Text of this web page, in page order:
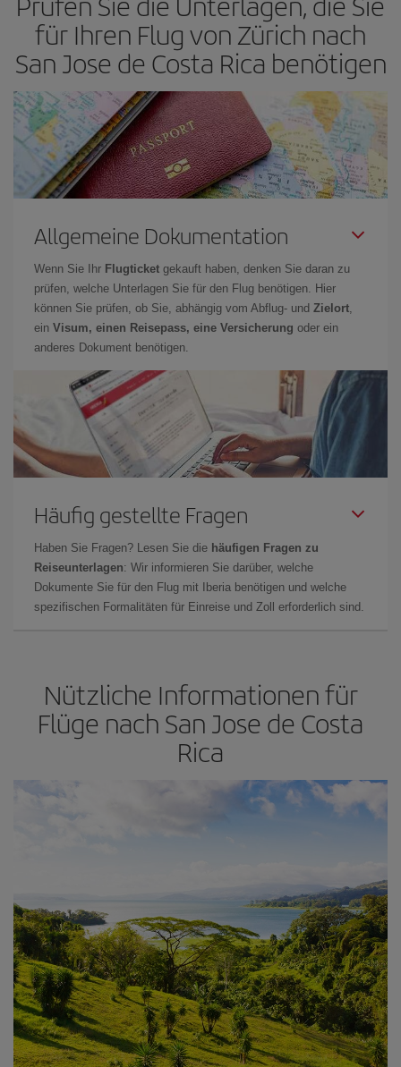
für Ihren Flug von Zürich nach
San Jose de Costa Rica benötigen
Allgemeine Dokumentation
Wenn Sie Ihr Flugticket gekauft haben, denken Sie daran zu
prüfen, welche Unterlagen Sie für den Flug benötigen. Hier
können Sie prüfen, ob Sie, abhängig vom Abflug- und Zielort,
ein Visum, einen Reisepass, eine Versicherung oder ein
anderes Dokument benötigen.
Häufig gestellte Fragen
Haben Sie Fragen? Lesen Sie die häufigen Fragen zu
Reiseunterlagen: Wir informieren Sie darüber, welche
Dokumente Sie für den Flug mit Iberia benötigen und welche
spezifischen Formalitäten für Einreise und Zoll erforderlich sind.
Nützliche Informationen für
Flüge nach San Jose de Costa
Rica